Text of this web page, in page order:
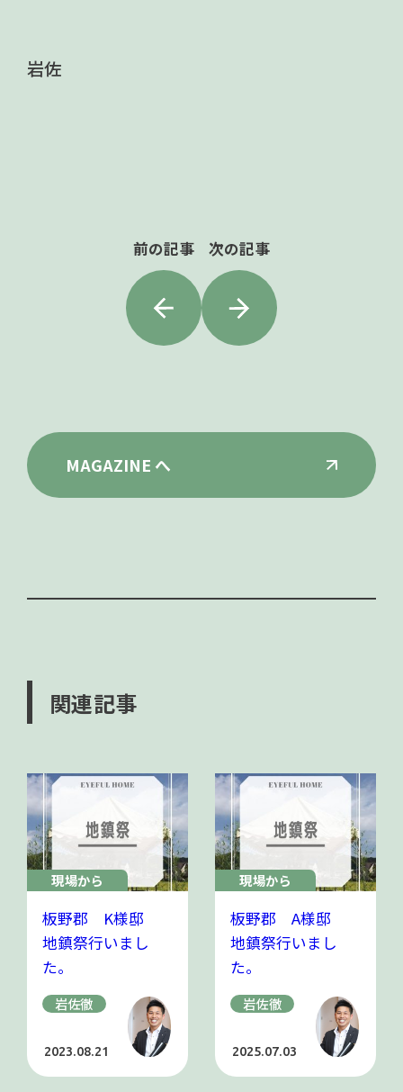
岩佐
前の記事 次の記事
MAGAZINE へ
関連記事
現場から
板野郡 K様邸
地鎮祭行いまし
た。
岩佐徹
2023.08.21
現場から
板野郡 A様邸
地鎮祭行いまし
た。
岩佐徹
2025.07.03